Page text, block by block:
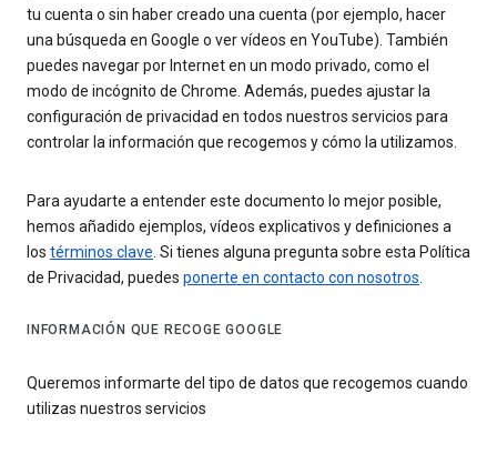
tu cuenta o sin haber creado una cuenta (por ejemplo, hacer
una búsqueda en Google o ver vídeos en YouTube). También
puedes navegar por Internet en un modo privado, como el
modo de incógnito de Chrome. Además, puedes ajustar la
configuración de privacidad en todos nuestros servicios para
controlar la información que recogemos y cómo la utilizamos.
Para ayudarte a entender este documento lo mejor posible,
hemos añadido ejemplos, vídeos explicativos y definiciones a
los términos clave. Si tienes alguna pregunta sobre esta Política
de Privacidad, puedes ponerte en contacto con nosotros.
INFORMACIÓN QUE RECOGE GOOGLE
Queremos informarte del tipo de datos que recogemos cuando
utilizas nuestros servicios